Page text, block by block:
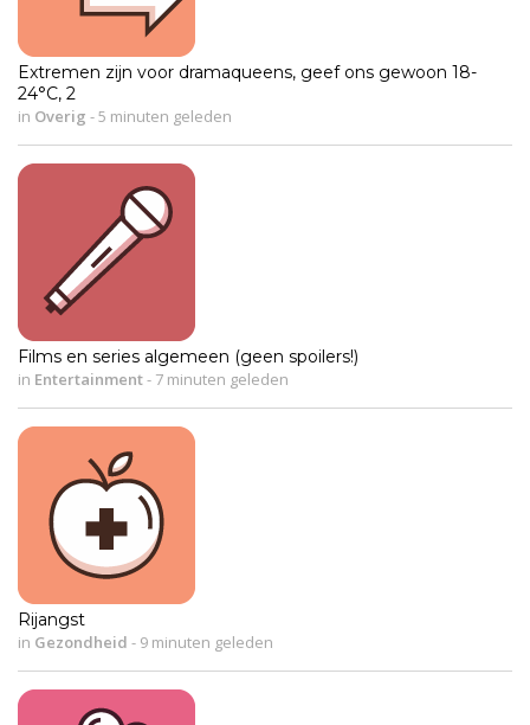
Extremen zijn voor dramaqueens, geef ons gewoon 18-
24°C, 2
in Overig -5 minuten geleden
Films en series algemeen (geen spoilers!)
in Entertainment- 7 minuten geleden
Rijangst
in Gezondheid - 9 minuten geleden